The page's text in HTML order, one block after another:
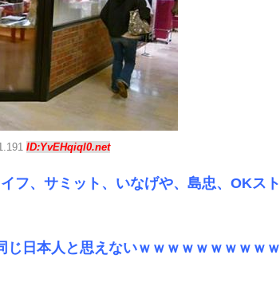
ID:YvEHqiql0.net
フ、サミット、いなげや、島忠、OKスト
日本人と思えないｗｗｗｗｗｗｗｗｗｗ